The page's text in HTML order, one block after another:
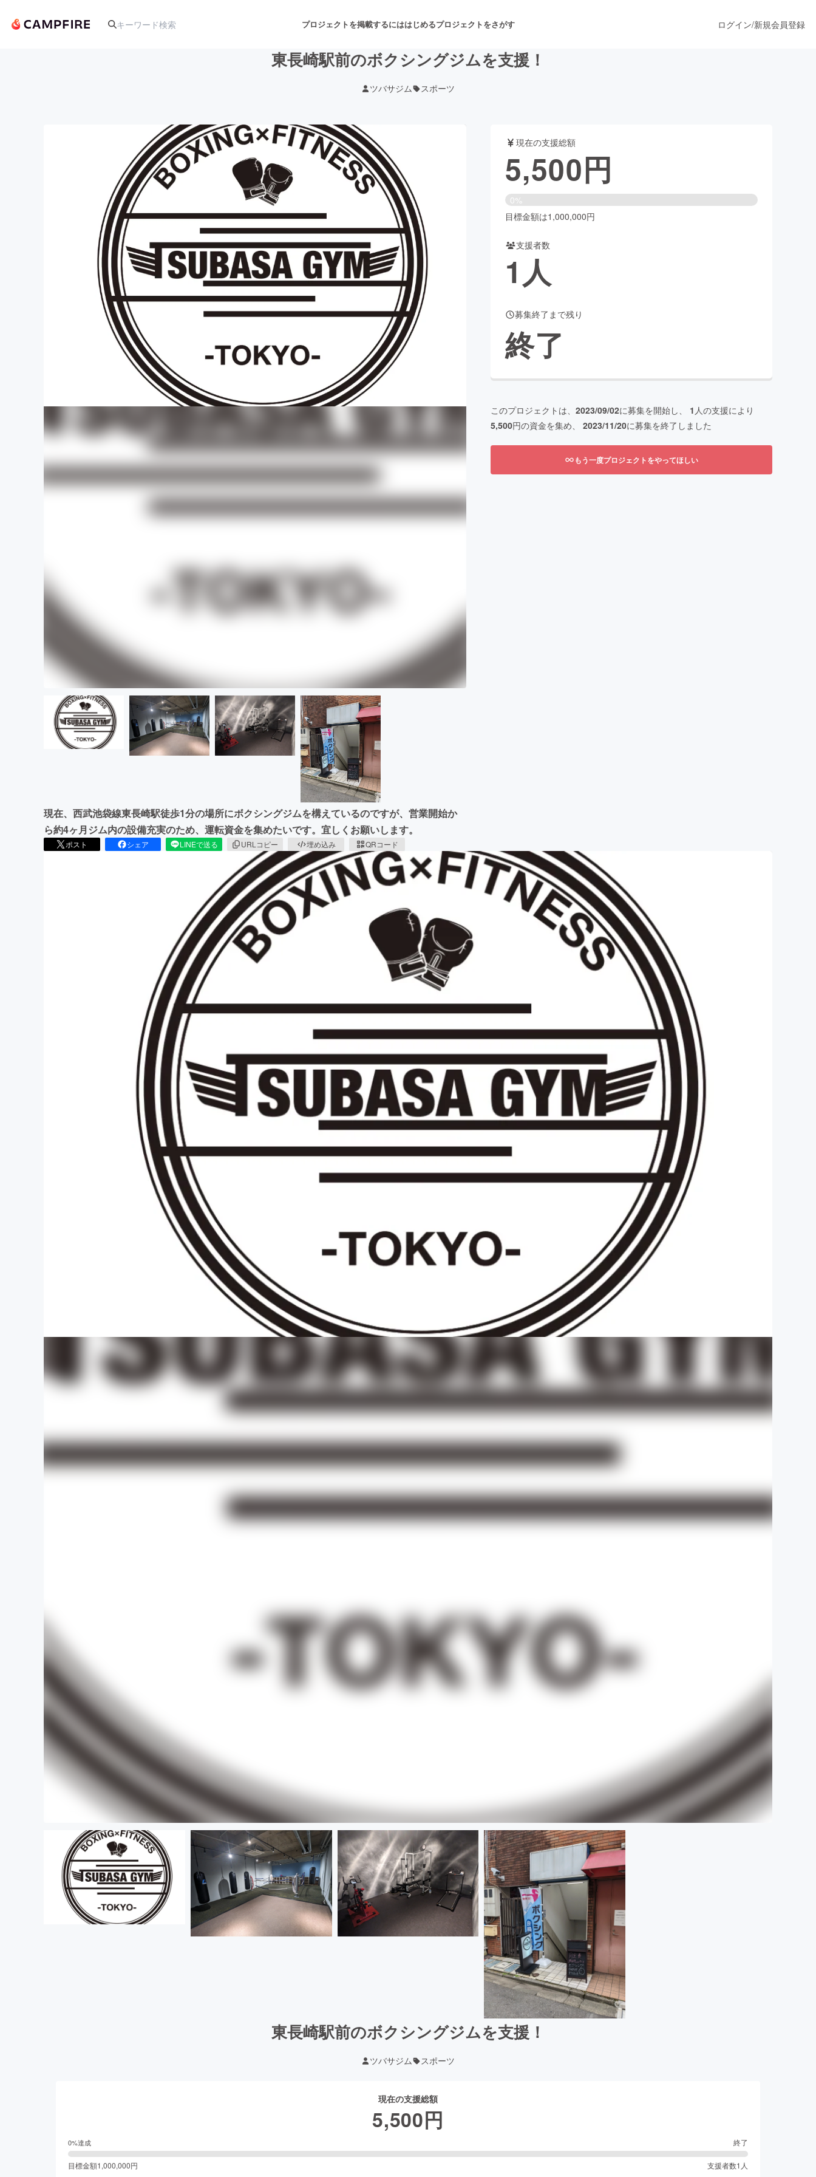
プロジェクトを掲載するにははじめるプロジェクトをさがす
アート・写真 音楽 舞台・パフォーマンス
テクノロジー・ガジェット ゲーム・サービス開発
映像・映画 書籍・雑誌出版
ビジネス・起業 チャレンジ ビューティー・ヘルスケア
まちづくり・地域活性化
CAMPFIRE for Social Good
CAMPFIREふるさと納税
ログイン/新規会員登録
東長崎駅前のボクシングジムを支援！
ツバサジム スポーツ
現在、西武池袋線東長崎駅徒歩1分の場所にボクシングジムを構えているのですが、営業開始か
ら約4ヶ月ジム内の設備充実のため、運転資金を集めたいです。宜しくお願いします。
ポスト シェア LINEで送る URLコピー 埋め込み QRコード
現在の支援総額
5,500円
0%
目標金額は1,000,000円
支援者数
1人
募集終了まで残り
終了
このプロジェクトは、 2023/09/02に募集を開始し、 1 人の支援により
5,500円の資金を集め、 2023/11/20に募集を終了しました
もう一度プロジェクトをやってほしい
東長崎駅前のボクシングジムを支援！
ツバサジム スポーツ
現在の支援総額
5,500円
0%達成 終了
目標金額1,000,000円 支援者数1 人